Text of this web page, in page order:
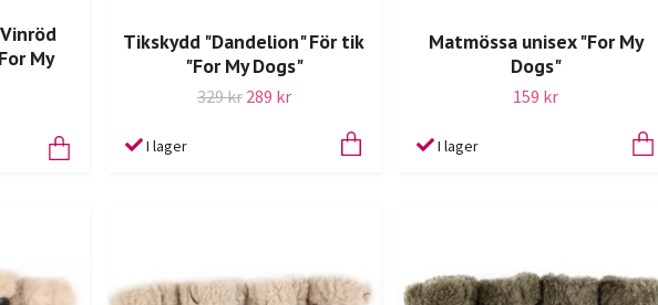
My
Tikskydd "Dandelion" För tik
"For My Dogs"
329 kr 289 kr
I lager
Matmössa unisex "For My
Dogs"
159 kr
I lager